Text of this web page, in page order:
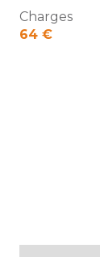
Charges
64 €